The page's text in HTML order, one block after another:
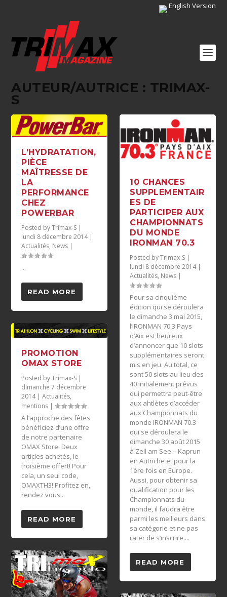
English Version
AUTEUR/AUTRICE : TRIMAX-
S
L’HYDRATATION,
PIÈCE
MAÎTRESSE DE
LA
PERFORMANCE
CHEZ
POWERBAR
Posted byTrimax-S
lundi 8 décembre 2014|
Actualités, News
...
READ MORE
PROMOTION
OMAX STORE
Posted byTrimax-S |
dimanche 7 décembre
2014|Actualités,
mentions |
A l’approche des fêtes
bénéficiez d’une offre
de notre partenaire
OMAX Store. Deux
articles achetés, le
troisième offert! Pour
cela, un seul code,
OMAXTH3! Profitez en,
rendez vous...
READ MORE
10 CHANCES
SUPPLEMENTAIR
ES DE
PARTICIPER AUX
CHAMPIONNATS
DU MONDE
IRONMAN 70.3
Posted byTrimax-S |
lundi 8 décembre 2014|
Actualités, News |
Pour sa cinquième
édition qui se déroulera
le dimanche 3 mai 2015,
l’IRONMAN 70.3 Pays
d’Aix est heureux
d’annoncer que 10 slots
supplémentaires seront
mis en jeu. Au total, ce
sont 50 slots au lieu des
40 initialement prévus
qui permettra peut-être
aux ahtlètes d’accéder
aux Championnats du
monde IRONMAN 70.3
qui se déroulera le
dimanche 30 août 2015
à Zell am See – Kaprun
en Autriche et pour la
1ère fois en Europe.
Aussi, pour obtenir sa
qualification pour les
Championnats du
monde, il faudra être
parmi les meilleurs dans
sa catégorie et ne pas
rater de s’inscrire....
READ MORE